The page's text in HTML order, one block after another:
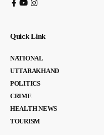
Quick Link
NATIONAL
UTTARAKHAND
POLITICS
CRIME
HEALTH NEWS
TOURISM